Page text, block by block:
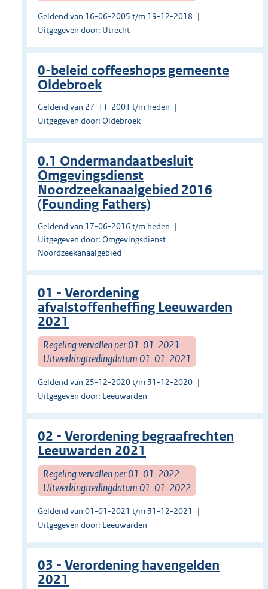
Geldend van 16-06-2005 t/m 19-12-2018
Uitgegeven door: Utrecht
0-beleid coffeeshops gemeente
Oldebroek
Geldend van 27-11-2001 t/m heden
Uitgegeven door: Oldebroek
0.1 Ondermandaatbesluit
Omgevingsdienst
Noordzeekanaalgebied 2016
(Founding Fathers)
Geldend van 17-06-2016 t/m heden
Uitgegeven door: Omgevingsdienst
Noordzeekanaalgebied
01 - Verordening
afvalstoffenheffing Leeuwarden
2021
Regeling vervallen per 01-01-2021
Uitwerkingtredingdatum 01-01-2021
Geldend van 25-12-2020 t/m 31-12-2020
Uitgegeven door: Leeuwarden
02 - Verordening begraafrechten
Leeuwarden 2021
Regeling vervallen per 01-01-2022
Uitwerkingtredingdatum 01-01-2022
Geldend van 01-01-2021 t/m 31-12-2021
Uitgegeven door: Leeuwarden
03 - Verordening havengelden
2021